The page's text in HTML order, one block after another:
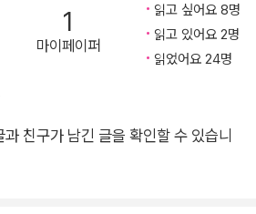
단순히 투자와 저축 중 어느 한쪽을 선
다. 개인부터, 기업, 국가에 이르기까지
자금에 기반한 공격적인 레버리지 전략
고려한 한층 더 전략적 의사결정이 필
하락세를 이어온 금리 환경이 구조적
1
마이페이퍼
읽고 싶어요 8명
읽고 있어요 2명
읽었어요 24명
친구가 남긴 글을 확인할 수 있습니